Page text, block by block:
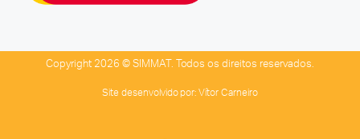
Copyright 2026 © SIMMAT. Todos os direitos reservados.
Site desenvolvido por: Vítor Carneiro